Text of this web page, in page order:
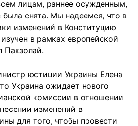
лицам, раннее осужденным,
была снята. Мы надеемся, что в
изменений в Конституцию
в рамках европейской
Пакзолай.
юстиции Украины Елена
Украина ожидает нового
комиссии в отношении
изменений в
для того, чтобы провести